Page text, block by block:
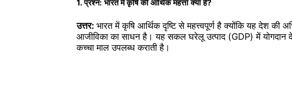
1. प्रश्न: भारत में कृषि की आर्थिक महत्ता क्या है?
उत्तर: भारत में कृषि आर्थिक दृष्टि से महत्त्वपूर्ण है क्योंकि यह देश
आजीविका का साधन है। यह सकल घरेलू उत्पाद (GDP) में योगदान
कच्चा माल उपलब्ध कराती है।